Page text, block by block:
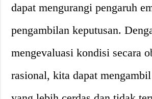
dapat mengurangi pengaruh
pengambilan keputusan.
mengevaluasi kondisi secara
rasional, kita dapat